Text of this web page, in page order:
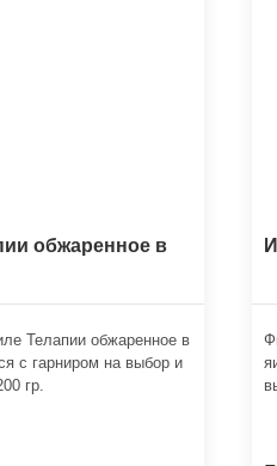
обжаренное в
Телапии обжаренное в
с гарниром на выбор и
гр.